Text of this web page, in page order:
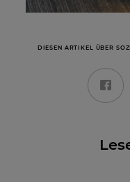
DIESEN ARTIKEL ÜBER